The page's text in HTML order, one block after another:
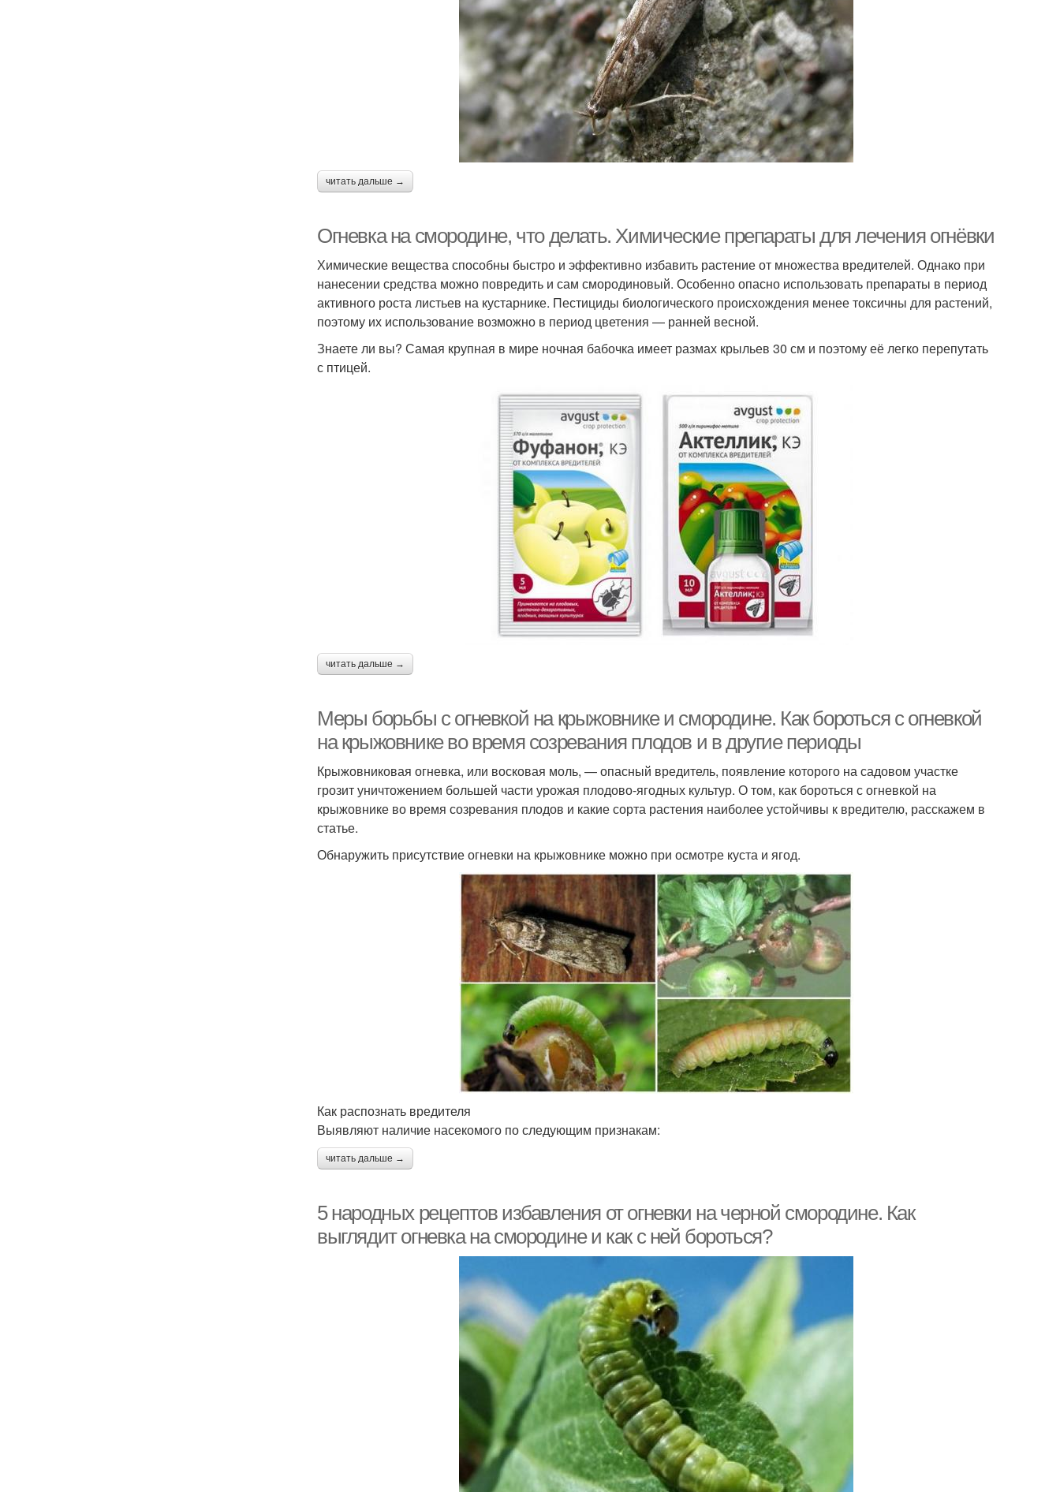
читать дальше →
Огневка на смородине, что делать. Химические препараты для лечения огнёвки
Химические вещества способны быстро и эффективно избавить растение от множества вредителей. Однако при
нанесении средства можно повредить и сам смородиновый. Особенно опасно использовать препараты в период
активного роста листьев на кустарнике. Пестициды биологического происхождения менее токсичны для растений,
поэтому их использование возможно в период цветения — ранней весной.
Знаете ли вы? Самая крупная в мире ночная бабочка имеет размах крыльев 30 см и поэтому её легко перепутать
с птицей.
читать дальше →
Меры борьбы с огневкой на крыжовнике и смородине. Как бороться с огневкой
на крыжовнике во время созревания плодов и в другие периоды
Крыжовниковая огневка, или восковая моль, — опасный вредитель, появление которого на садовом участке
грозит уничтожением большей части урожая плодово-ягодных культур. О том, как бороться с огневкой на
крыжовнике во время созревания плодов и какие сорта растения наиболее устойчивы к вредителю, расскажем в
статье.
Обнаружить присутствие огневки на крыжовнике можно при осмотре куста и ягод.
Как распознать вредителя
Выявляют наличие насекомого по следующим признакам:
читать дальше →
5 народных рецептов избавления от огневки на черной смородине. Как
выглядит огневка на смородине и как с ней бороться?